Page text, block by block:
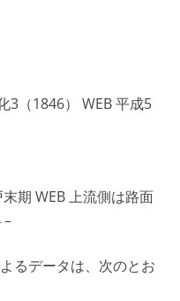
3（1846） WEB 平成5
期 WEB 上流側は路面
–
るデータは、次のとお